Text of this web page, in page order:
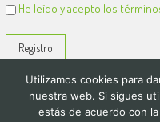
He leído y acepto los
Utilizamos cookies para
nuestra web. Si sigues
estás de acuerdo con la